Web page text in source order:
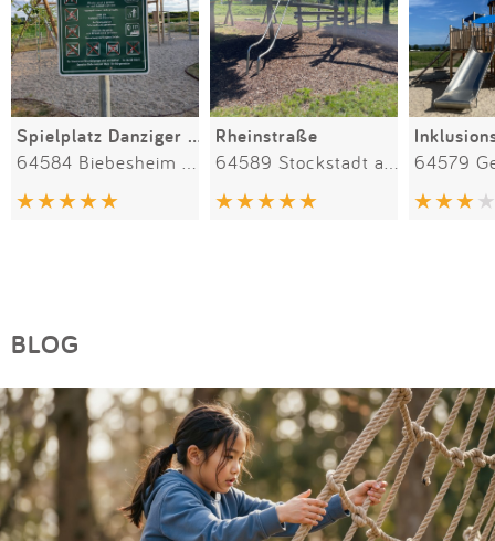
Spielplatz Danziger Straße Rheinstraße
64579
BLOG